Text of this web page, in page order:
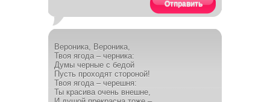
Отправить
Вероника, Вероника,
Твоя ягода – черника:
Думы черные с бедой
Пусть проходят стороной!
Твоя ягода – черешня:
Ты красива очень внешне,